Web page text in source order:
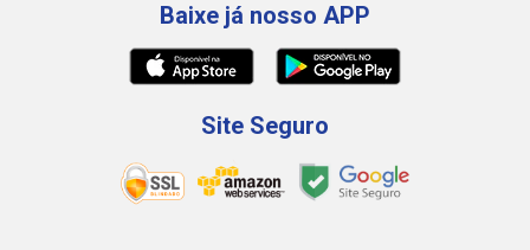
Baixe já nosso APP
Site Seguro